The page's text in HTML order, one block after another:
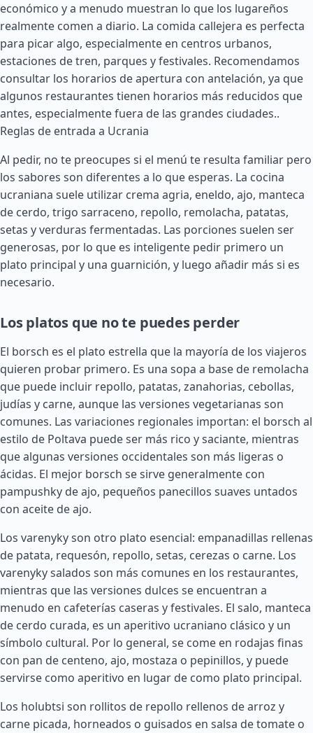
económico y a menudo muestran lo que los lugareños
realmente comen a diario. La comida callejera es perfecta
para picar algo, especialmente en centros urbanos,
estaciones de tren, parques y festivales. Recomendamos
consultar los horarios de apertura con antelación, ya que
algunos restaurantes tienen horarios más reducidos que
antes, especialmente fuera de las grandes ciudades..
Reglas de entrada a Ucrania
Al pedir, no te preocupes si el menú te resulta familiar pero
los sabores son diferentes a lo que esperas. La cocina
ucraniana suele utilizar crema agria, eneldo, ajo, manteca
de cerdo, trigo sarraceno, repollo, remolacha, patatas,
setas y verduras fermentadas. Las porciones suelen ser
generosas, por lo que es inteligente pedir primero un
plato principal y una guarnición, y luego añadir más si es
necesario.
Los platos que no te puedes perder
El borsch es el plato estrella que la mayoría de los viajeros
quieren probar primero. Es una sopa a base de remolacha
que puede incluir repollo, patatas, zanahorias, cebollas,
judías y carne, aunque las versiones vegetarianas son
comunes. Las variaciones regionales importan: el borsch al
estilo de Poltava puede ser más rico y saciante, mientras
que algunas versiones occidentales son más ligeras o
ácidas. El mejor borsch se sirve generalmente con
pampushky de ajo, pequeños panecillos suaves untados
con aceite de ajo.
Los varenyky son otro plato esencial: empanadillas rellenas
de patata, requesón, repollo, setas, cerezas o carne. Los
varenyky salados son más comunes en los restaurantes,
mientras que las versiones dulces se encuentran a
menudo en cafeterías caseras y festivales. El salo, manteca
de cerdo curada, es un aperitivo ucraniano clásico y un
símbolo cultural. Por lo general, se come en rodajas finas
con pan de centeno, ajo, mostaza o pepinillos, y puede
servirse como aperitivo en lugar de como plato principal.
Los holubtsi son rollitos de repollo rellenos de arroz y
carne picada, horneados o guisados en salsa de tomate o